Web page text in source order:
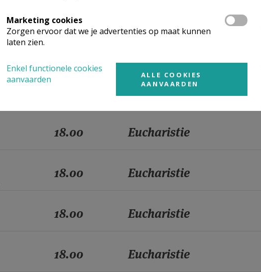
Eucharistie
18.00 Eucharistie
18.00 Eucharistie
18.00 Eucharistie
18.00 Eucharistie
Marketing cookies
Zorgen ervoor dat we je advertenties op maat kunnen
laten zien.
Enkel functionele cookies
aanvaarden
ALLE COOKIES
AANVAARDEN